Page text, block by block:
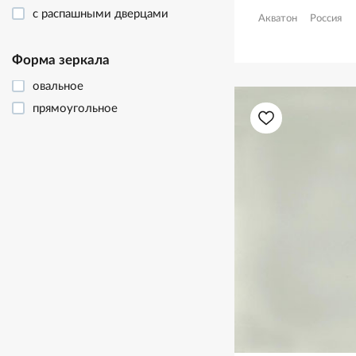
с распашными дверцами
Форма зеркала
овальное
прямоугольное
Акватон Россия